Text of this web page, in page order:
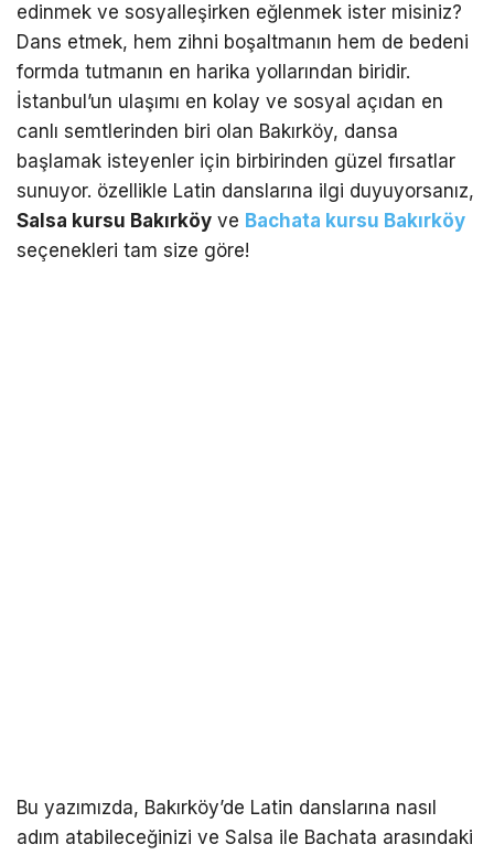
edinmek ve sosyalleşirken eğlenmek ister misiniz?
Dans etmek, hem zihni boşaltmanın hem de bedeni
formda tutmanın en harika yollarından biridir.
İstanbul’un ulaşımı en kolay ve sosyal açıdan en
canlı semtlerinden biri olan Bakırköy, dansa
başlamak isteyenler için birbirinden güzel fırsatlar
sunuyor. özellikle Latin danslarına ilgi duyuyorsanız,
Salsa kursu Bakırköy ve Bachata kursu Bakırköy
seçenekleri tam size göre!
Bu yazımızda, Bakırköy’de Latin danslarına nasıl
adım atabileceğinizi ve Salsa ile Bachata arasındaki